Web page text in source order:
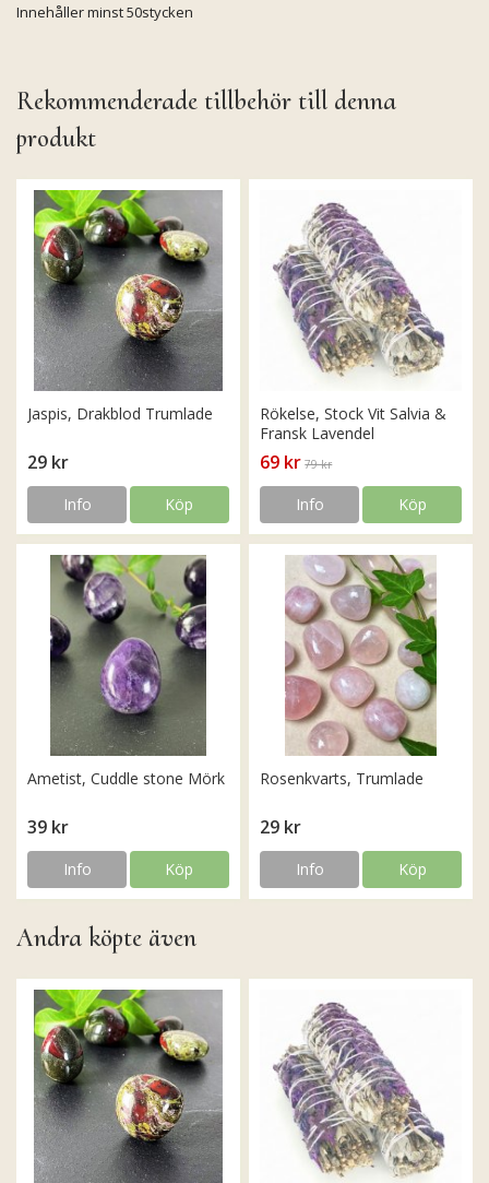
Innehåller minst 50stycken
Rekommenderade tillbehör till denna
produkt
Jaspis, Drakblod Trumlade
29 kr
Info Köp
Rökelse, Stock Vit Salvia &
Fransk Lavendel
69 kr 79 kr
Info Köp
Ametist, Cuddle stone Mörk
39 kr
Info Köp
Rosenkvarts, Trumlade
29 kr
Info Köp
Andra köpte även